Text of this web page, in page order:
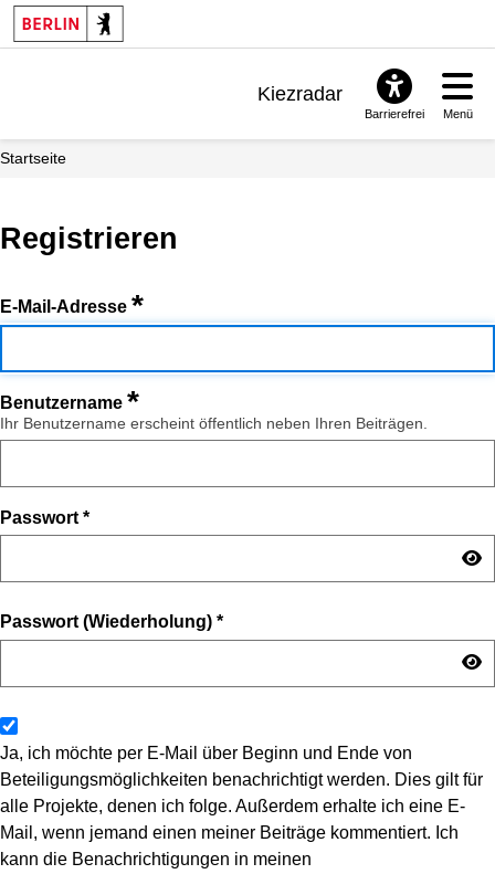
Kiezradar
Barrierefrei Menü
Startseite
Registrieren
E-Mail-Adresse *
Benutzername *
Ihr Benutzername erscheint öffentlich neben Ihren Beiträgen.
Passwort *
Passwort (Wiederholung) *
Ja, ich möchte per E-Mail über Beginn und Ende von
Beteiligungsmöglichkeiten benachrichtigt werden. Dies gilt für
alle Projekte, denen ich folge. Außerdem erhalte ich eine E-
Mail, wenn jemand einen meiner Beiträge kommentiert. Ich
kann die Benachrichtigungen in meinen